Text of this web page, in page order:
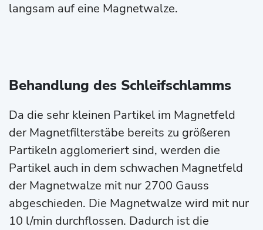
langsam auf eine Magnetwalze.
Behandlung des Schleifschlamms
Da die sehr kleinen Partikel im Magnetfeld
der Magnetfilterstäbe bereits zu größeren
Partikeln agglomeriert sind, werden die
Partikel auch in dem schwachen Magnetfeld
der Magnetwalze mit nur 2700 Gauss
abgeschieden. Die Magnetwalze wird mit nur
10 l/min durchflossen. Dadurch ist die